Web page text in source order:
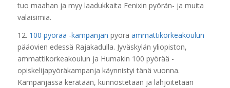
tuo maahan ja myy laadukkaita Fenixin pyörän- ja muita
valaisimia.
12. 100 pyörää -kampanjan pyörä ammattikorkeakoulun
pääovien edessä Rajakadulla. Jyväskylän yliopiston,
ammattikorkeakoulun ja Humakin 100 pyörää -
opiskelijapyöräkampanja käynnistyi tänä vuonna.
Kampanjassa kerätään, kunnostetaan ja lahjoitetaan